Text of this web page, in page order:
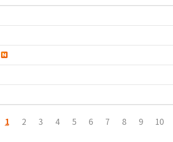
1 2 3 4 5 6 7 8 9 10